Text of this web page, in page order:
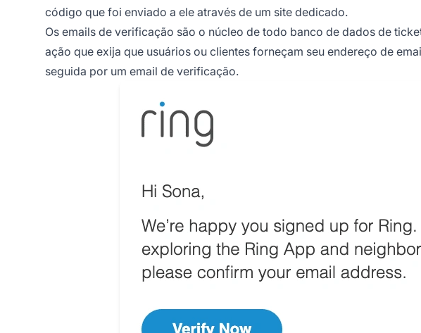
código que foi enviado a ele através de um site dedicado.
Os emails de verificação são o núcleo de todo banco de dados de
ação que exija que usuários ou clientes forneçam seu endereço de
seguida por um email de verificação.